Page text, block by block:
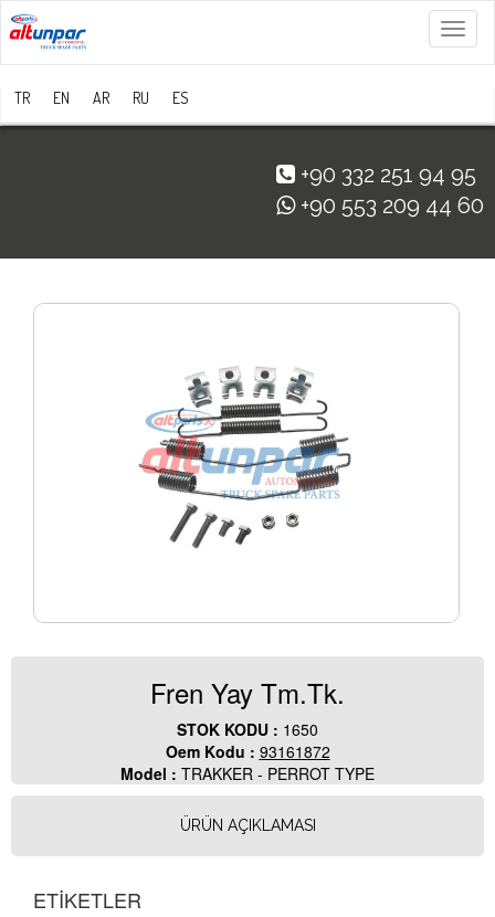
Menü
TR EN AR RU ES
+90 332 251 94 95
+90 553 209 44 60
Fren Yay Tm.Tk.
STOK KODU : 1650
Oem Kodu : 93161872
Model : TRAKKER - PERROT TYPE
ÜRÜN AÇIKLAMASI
ETİKETLER